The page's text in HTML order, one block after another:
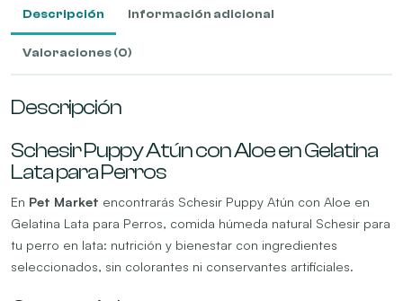
Descripción Información adicional
Valoraciones (0)
Descripción
Schesir Puppy Atún con Aloe en Gelatina
Lata para Perros
En Pet Market encontrarás Schesir Puppy Atún con Aloe en
Gelatina Lata para Perros, comida húmeda natural Schesir para
tu perro en lata: nutrición y bienestar con ingredientes
seleccionados, sin colorantes ni conservantes artificiales.